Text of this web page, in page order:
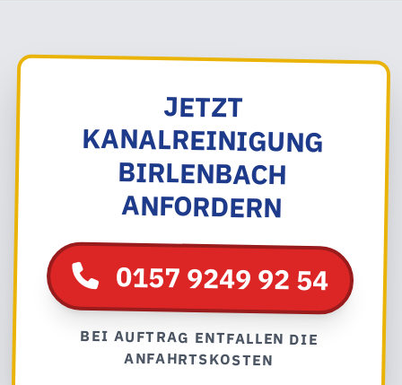
JETZT
KANALREINIGUNG
BIRLENBACH
ANFORDERN
0157 9249 92 54
BEI AUFTRAG ENTFALLEN DIE
ANFAHRTSKOSTEN